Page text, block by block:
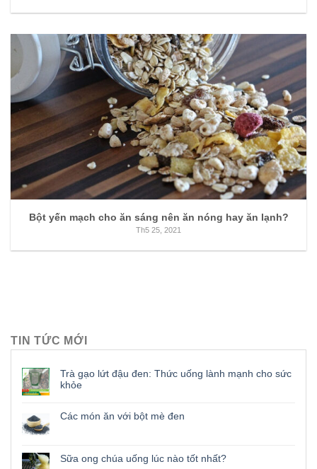
Bột yến mạch cho ăn sáng nên ăn nóng hay ăn lạnh?
Th5 25, 2021
TIN TỨC MỚI
Trà gạo lứt đậu đen: Thức uống lành mạnh cho sức
khỏe
Các món ăn với bột mè đen
Sữa ong chúa uống lúc nào tốt nhất?